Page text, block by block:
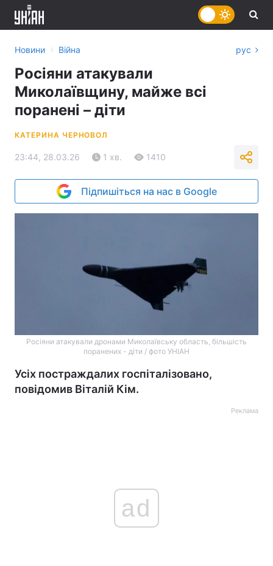
Новини › Війна рус
Росіяни атакували
Миколаївщину, майже всі
поранені – діти
КАТЕРИНА ЧЕРНОВОЛ
23:44, 28.03.26 1 хв. 1410
Підпишіться на нас в Google
Росіяни атакували дронами Миколаївську область, більшість
поранених - діти / фото УНІАН
Усіх постраждалих госпіталізовано,
повідомив Віталій Кім.
Реклама
ad